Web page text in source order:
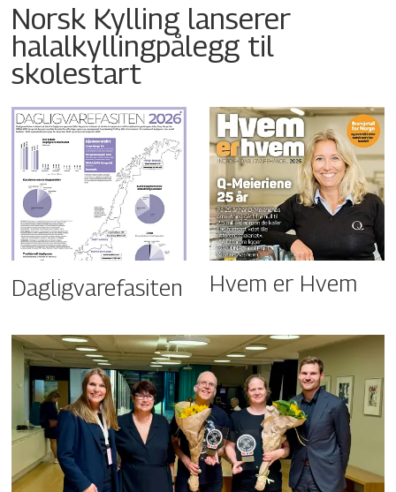
Norsk Kylling lanserer
halalkyllingpålegg til
skolestart
Dagligvarefasiten Hvem er Hvem